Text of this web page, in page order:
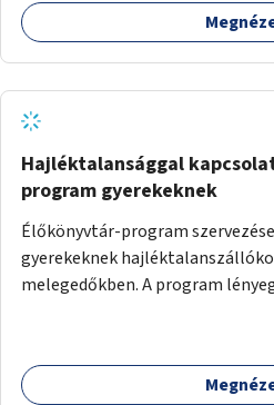
Hajléktalansággal
program gyerekeknek
Élőkönyvtár-program
gyerekeknek
melegedőkben. A program
szabadon választhatnak, hogy
beszélgetni, kérdéseket feltenni